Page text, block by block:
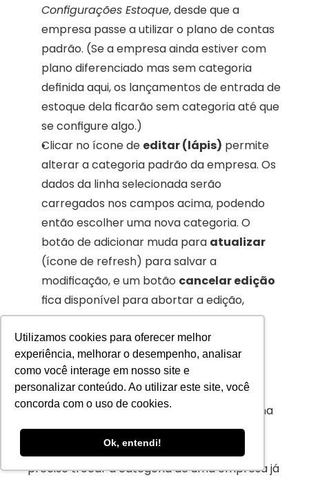
Utilizamos cookies para oferecer melhor
experiência, melhorar o desempenho, analisar
como você interage em nosso site e
personalizar conteúdo. Ao utilizar este site, você
concorda com o uso de cookies.
Ok, entendi!
Configurações Estoque, desde que a
empresa passe a utilizar o plano de contas
padrão. (Se a empresa ainda estiver com
plano diferenciado mas sem categoria
definida aqui, os lançamentos de entrada de
estoque dela ficarão sem categoria até que
se configure algo.)
Clicar no ícone de editar (lápis) permite
alterar a categoria padrão da empresa. Os
dados da linha selecionada serão
carregados nos campos acima, podendo
então escolher uma nova categoria. O
botão de adicionar muda para atualizar
(ícone de refresh) para salvar a
modificação, e um botão cancelar edição
fica disponível para abortar a edição,
exatamente como na seção de
departamentos.
Importante: você não pode ter duas
configurações para a mesma empresa – se
tentar adicionar uma empresa que já está na
lista, o sistema impedirá a duplicação.
Portanto, utilize a função de editar caso
precise trocar a categoria de uma empresa já